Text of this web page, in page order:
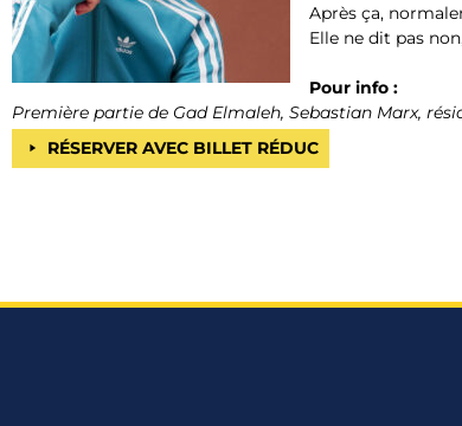
Après ça,
Elle ne dit pas
Pour info :
Première partie de Gad Elmaleh, Sebastian Marx,
RÉSERVER AVEC BILLET RÉDUC